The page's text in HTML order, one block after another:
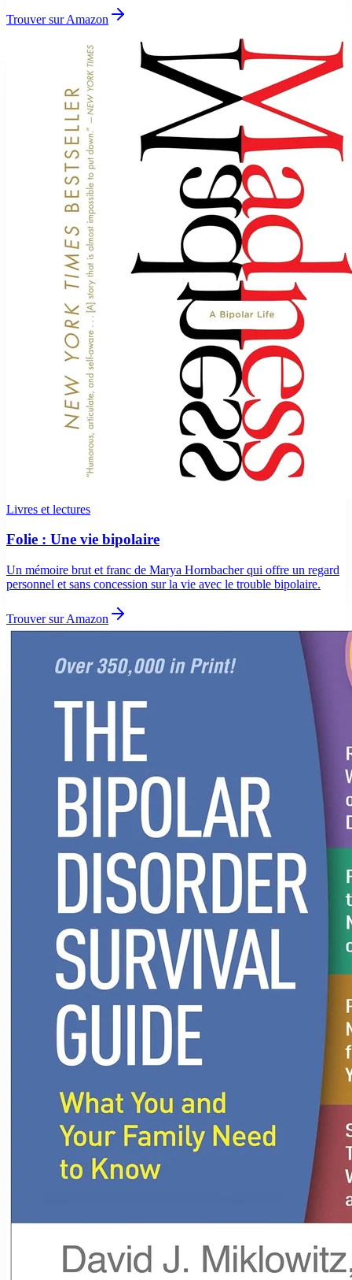
Trouver sur Amazon
Livres et lectures
Folie : Une vie bipolaire
Un mémoire brut et franc de Marya Hornbacher qui offre un regard
personnel et sans concession sur la vie avec le trouble bipolaire.
Trouver sur Amazon